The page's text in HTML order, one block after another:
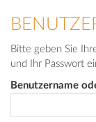
Bitte geben Sie
und Ihr Passwort
Benutzername